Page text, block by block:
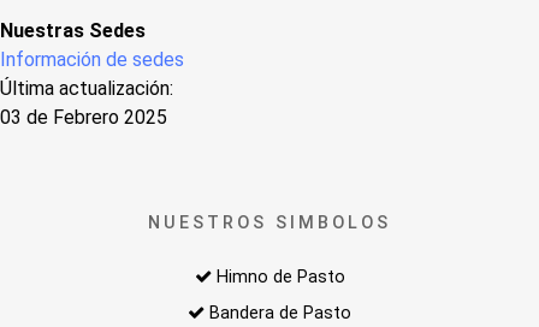
Nuestras Sedes
Información de sedes
Última actualización:
03 de Febrero 2025
NUESTROS SIMBOLOS
Himno de Pasto
Bandera de Pasto